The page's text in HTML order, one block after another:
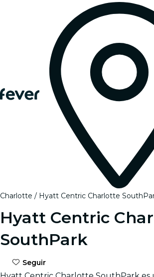
Charlotte Hyatt Centric Charlotte
Hyatt Centric
SouthPark
Seguir